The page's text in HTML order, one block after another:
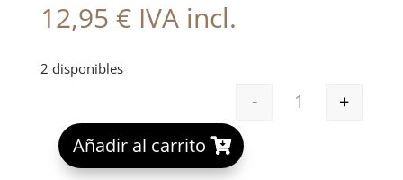
12,95 € IVA incl.
2 disponibles
SEBIUM GEL
-
+
Añadir al carrito
A